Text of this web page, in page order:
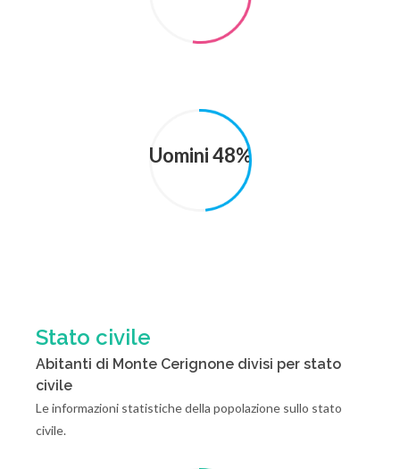
Uomini 48%
Stato civile
Abitanti di Monte Cerignone divisi per stato
civile
Le informazioni statistiche della popolazione sullo stato
civile.